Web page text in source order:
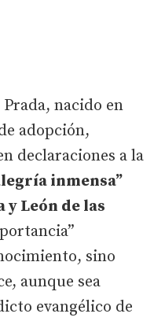
nacido en
adopción,
declaraciones a la
inmensa”
León de las
sino
aunque sea
evangélico de